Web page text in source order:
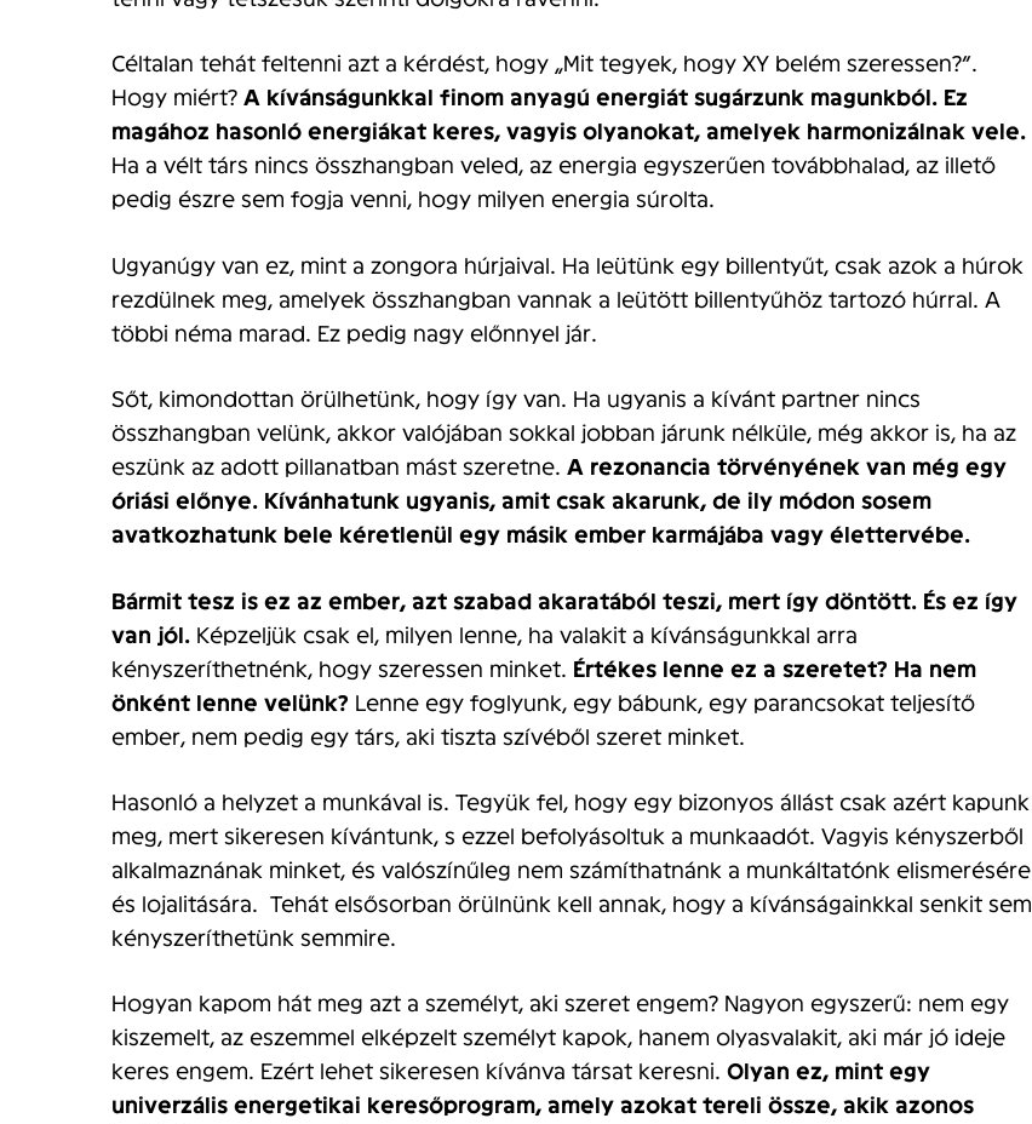
Céltalan tehát feltenni azt a kérdést, hogy „Mit tegyek, hogy XY belém szeressen?”.
Hogy miért? A kívánságunkkal finom anyagú energiát sugárzunk magunkból. Ez
magához hasonló energiákat keres, vagyis olyanokat, amelyek harmonizálnak vele.
Ha a vélt társ nincs összhangban veled, az energia egyszerűen továbbhalad, az illető
pedig észre sem fogja venni, hogy milyen energia súrolta.
Ugyanúgy van ez, mint a zongora húrjaival. Ha leütünk egy billentyűt, csak azok a húrok
rezdülnek meg, amelyek összhangban vannak a leütött billentyűhöz tartozó húrral. A
többi néma marad. Ez pedig nagy előnnyel jár.
Sőt, kimondottan örülhetünk, hogy így van. Ha ugyanis a kívánt partner nincs
összhangban velünk, akkor valójában sokkal jobban járunk nélküle, még akkor is, ha az
eszünk az adott pillanatban mást szeretne. A rezonancia törvényének van még egy
óriási előnye. Kívánhatunk ugyanis, amit csak akarunk, de ily módon sosem
avatkozhatunk bele kéretlenül egy másik ember karmájába vagy élettervébe.
Bármit tesz is ez az ember, azt szabad akaratából teszi, mert így döntött. És ez így
van jól. Képzeljük csak el, milyen lenne, ha valakit a kívánságunkkal arra
kényszeríthetnénk, hogy szeressen minket. Értékes lenne ez a szeretet? Ha nem
önként lenne velünk? Lenne egy foglyunk, egy bábunk, egy parancsokat teljesítő
ember, nem pedig egy társ, aki tiszta szívéből szeret minket.
Hasonló a helyzet a munkával is. Tegyük fel, hogy egy bizonyos állást csak azért kapunk
meg, mert sikeresen kívántunk, s ezzel befolyásoltuk a munkaadót. Vagyis kényszerből
alkalmaznának minket, és valószínűleg nem számíthatnánk a munkáltatónk elismerésére
és lojalitására. Tehát elsősorban örülnünk kell annak, hogy a kívánságainkkal senkit sem
kényszeríthetünk semmire.
Hogyan kapom hát meg azt a személyt, aki szeret engem? Nagyon egyszerű: nem egy
kiszemelt, az eszemmel elképzelt személyt kapok, hanem olyasvalakit, aki már jó ideje
keres engem. Ezért lehet sikeresen kívánva társat keresni. Olyan ez, mint egy
univerzális energetikai keresőprogram, amely azokat tereli össze, akik azonos